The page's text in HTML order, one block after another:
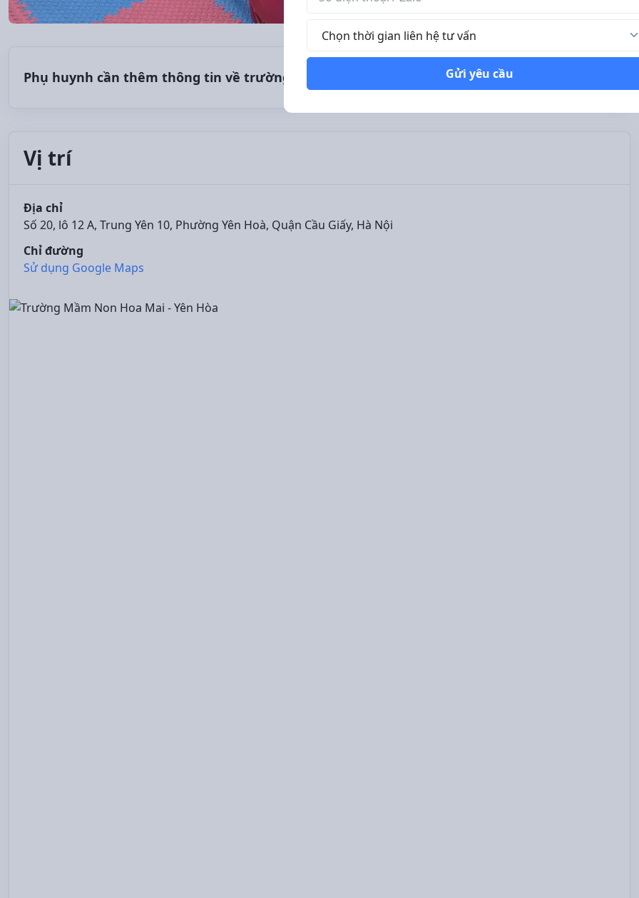
Phụ huynh cần thêm thông tin về trường?
Vị trí
Địa chỉ
Số 20, lô 12 A, Trung Yên 10, Phường Yên Hoà, Quận Cầu Giấy, Hà Nội
Chỉ đường
Sử dụng Google Maps
Gửi yêu cầu